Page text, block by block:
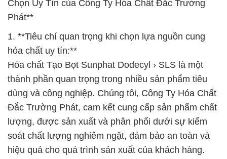
Chọn Uy Tín của Công Ty Hóa Chất Đắc Trường
Phát**
1. **Tiêu chí quan trọng khi chọn lựa nguồn cung
hóa chất uy tín:**
Hóa chất Tạo Bọt Sunphat Dodecyl › SLS là một
thành phần quan trọng trong nhiều sản phẩm tiêu
dùng và công nghiệp. Chúng tôi, Công Ty Hóa Chất
Đắc Trường Phát, cam kết cung cấp sản phẩm chất
lượng, được sản xuất và phân phối dưới sự kiểm
soát chất lượng nghiêm ngặt, đảm bảo an toàn và
hiệu quả cho quá trình sản xuất của khách hàng.